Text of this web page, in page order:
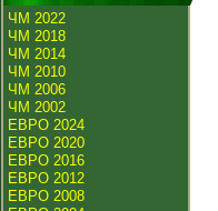
ЧМ 2022
ЧМ 2018
ЧМ 2014
ЧМ 2010
ЧМ 2006
ЧМ 2002
ЕВРО 2024
ЕВРО 2020
ЕВРО 2016
ЕВРО 2012
ЕВРО 2008